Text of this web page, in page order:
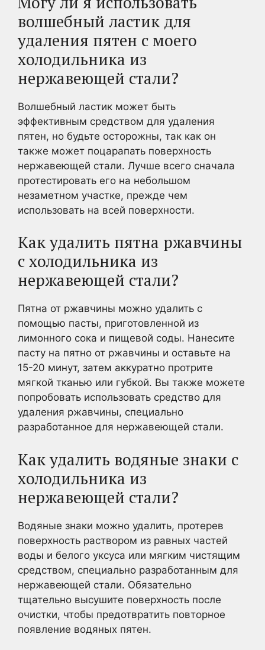
волшебный ластик для
удаления пятен с моего
холодильника из
нержавеющей стали?
Волшебный ластик может быть
эффективным средством для удаления
пятен, но будьте осторожны, так как он
также может поцарапать поверхность
нержавеющей стали. Лучше всего сначала
протестировать его на небольшом
незаметном участке, прежде чем
использовать на всей поверхности.
Как удалить пятна ржавчины
с холодильника из
нержавеющей стали?
Пятна от ржавчины можно удалить с
помощью пасты, приготовленной из
лимонного сока и пищевой соды. Нанесите
пасту на пятно от ржавчины и оставьте на
15-20 минут, затем аккуратно протрите
мягкой тканью или губкой. Вы также можете
попробовать использовать средство для
удаления ржавчины, специально
разработанное для нержавеющей стали.
Как удалить водяные знаки с
холодильника из
нержавеющей стали?
Водяные знаки можно удалить, протерев
поверхность раствором из равных частей
воды и белого уксуса или мягким чистящим
средством, специально разработанным для
нержавеющей стали. Обязательно
тщательно высушите поверхность после
очистки, чтобы предотвратить повторное
появление водяных пятен.